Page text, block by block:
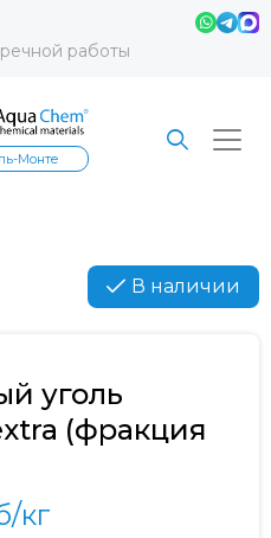
работы
Монте
В наличии
уголь
(фракция
кг